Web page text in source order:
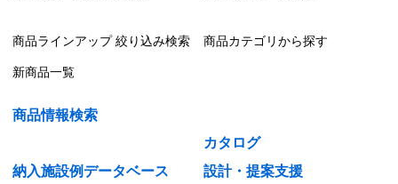
商品ラインアップ 絞り込み検索 商品カテゴリから探す
新商品一覧
商品情報検索
カタログ
納入施設例データベース
設計・提案支援